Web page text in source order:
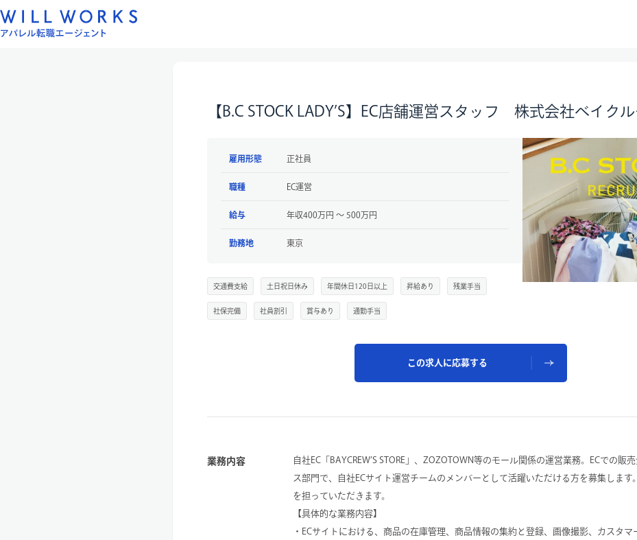
コ
ン
【B.C STOCK LADY’S】EC店舗運営スタッフ 株式会社ベイク
雇用形態 正社員
職種 EC運営
給与 年収400万円 〜 500万円
勤務地 東京
交通費支給 土日祝日休み 年間休日120日以上 昇給あり 残業手当
社保完備 社員割引 賞与あり 通勤手当
この求人に応募する
業務内容
自社EC「BAYCREW’S STORE」、ZOZOTOWN等のモール関係の運営業務。ECでの販
ス部門で、自社ECサイト運営チームのメンバーとして活躍いただける方を募集します
を担っていただきます。
【具体的な業務内容】
・ECサイトにおける、商品の在庫管理、商品情報の集約と登録、画像撮影、カスタ